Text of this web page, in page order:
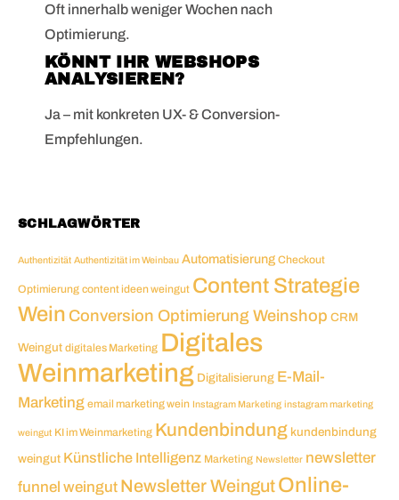
Oft innerhalb weniger Wochen nach
Optimierung.
KÖNNT IHR WEBSHOPS
ANALYSIEREN?
Ja – mit konkreten UX- & Conversion-
Empfehlungen.
SCHLAGWÖRTER
Authentizität Authentizität im Weinbau Automatisierung Checkout
Optimierung content ideen weingut Content Strategie
Wein Conversion Optimierung Weinshop CRM
Weingut digitales Marketing Digitales
Weinmarketing Digitalisierung E-Mail-
Marketing email marketing wein Instagram Marketing instagram marketing
weingut KI im Weinmarketing Kundenbindung kundenbindung
weingut Künstliche Intelligenz Marketing Newsletter newsletter
funnel weingut Newsletter WeingutOnline-